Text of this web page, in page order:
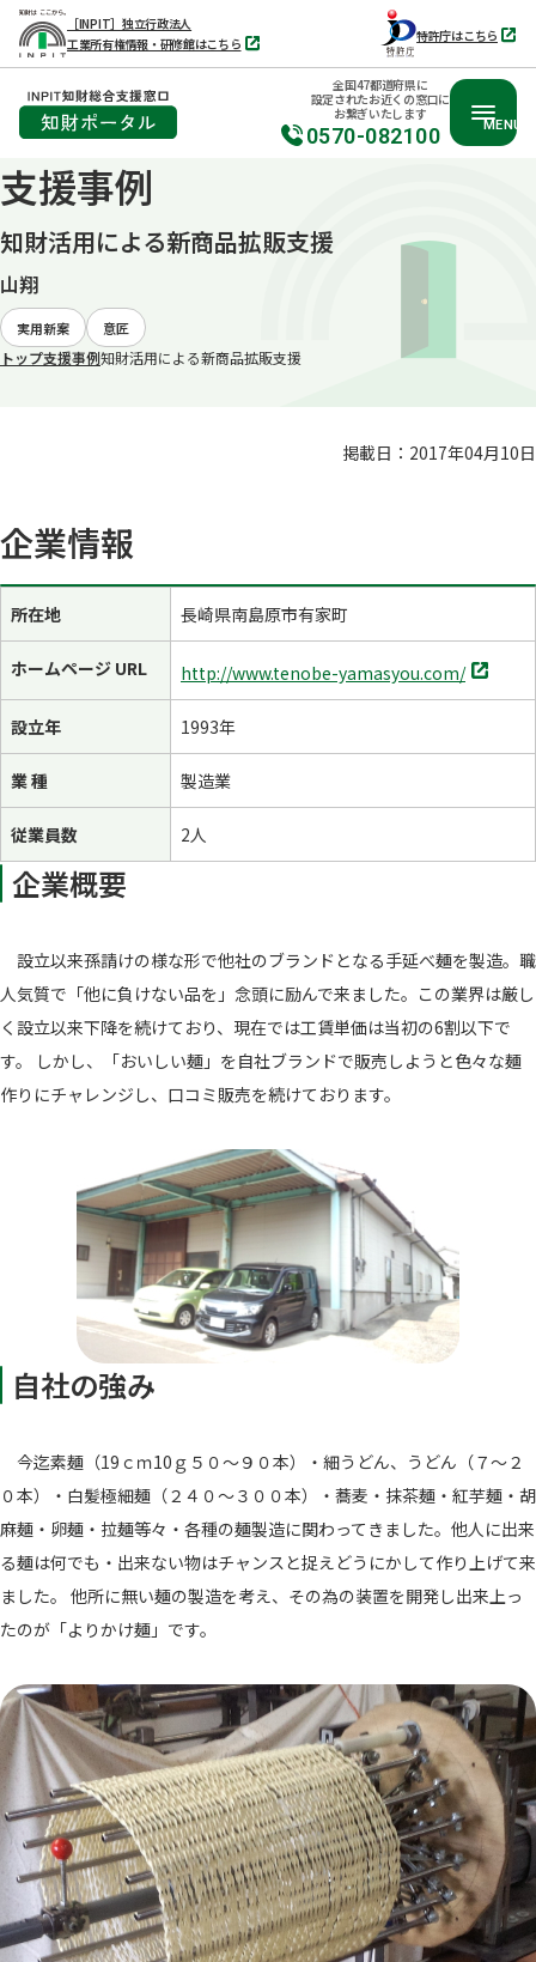
本
文
へ
移
動
［INPIT］独立行政法人
工業所有権情報・研修館はこちら
別
タ
特許庁はこちら
別
タ
ブ
く
全国47都道府県に
設定されたお近くの窓口に
お繋ぎいたします
0570-082100 MENU
支援事例
知財活用による新商品拡販支援
山翔
実用新案 意匠
トップ支援事例知財活用による新商品拡販支援
掲載日：2017年04月10日
企業情報
所在地 長崎県南島原市有家町
ホームページ URL http://www.tenobe-yamasyou.com/別
設立年 1993年
業 種 製造業
従業員数 2人
企業概要
設立以来孫請けの様な形で他社のブランドとなる手延べ麺を製造。職
人気質で「他に負けない品を」念頭に励んで来ました。この業界は厳し
く設立以来下降を続けており、現在では工賃単価は当初の6割以下で
す。 しかし、「おいしい麺」を自社ブランドで販売しようと色々な麺
作りにチャレンジし、口コミ販売を続けております。
自社の強み
今迄素麺（19ｃｍ10ｇ５０～９０本）・細うどん、うどん（７～２
０本）・白髪極細麺（２４０～３００本）・蕎麦・抹茶麺・紅芋麺・胡
麻麺・卵麺・拉麺等々・各種の麺製造に関わってきました。他人に出来
る麺は何でも・出来ない物はチャンスと捉えどうにかして作り上げて来
ました。 他所に無い麺の製造を考え、その為の装置を開発し出来上っ
たのが「よりかけ麺」です。